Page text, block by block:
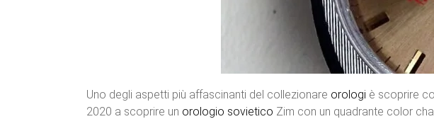
Uno degli aspetti più affascinanti del collezionare orologi è scoprire
2020 a scoprire un orologio sovietico Zim con un quadrante color